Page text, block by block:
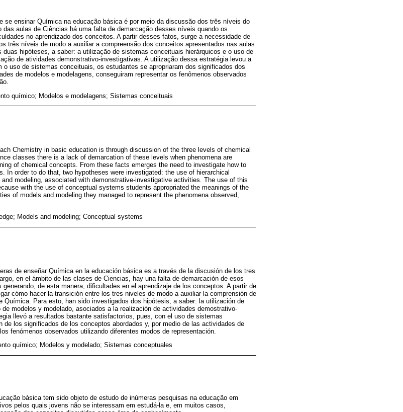
se ensinar Química na educação básica é por meio da discussão dos três níveis do
aulas de Ciências há uma falta de demarcação desses níveis quando os
no aprendizado dos conceitos. A partir desses fatos, surge a necessidade de
três níveis de modo a auxiliar a compreensão dos conceitos apresentados nas aulas
hipóteses, a saber: a utilização de sistemas conceituais hierárquicos e o uso de
de atividades demonstrativo-investigativas. A utilização dessa estratégia levou a
uso de sistemas conceituais, os estudantes se apropriaram dos significados dos
de modelos e modelagens, conseguiram representar os fenômenos observados
químico; Modelos e modelagens; Sistemas conceituais
Chemistry in basic education is through discussion of the three levels of chemical
classes there is a lack of demarcation of these levels when phenomena are
of chemical concepts. From these facts emerges the need to investigate how to
In order to do that, two hypotheses were investigated: the use of hierarchical
modeling, associated with demonstrative-investigative activities. The use of this
with the use of conceptual systems students appropriated the meanings of the
of models and modeling they managed to represent the phenomena observed,
Models and modeling; Conceptual systems
de enseñar Química en la educación básica es a través de la discusión de los tres
en el ámbito de las clases de Ciencias, hay una falta de demarcación de esos
de esta manera, dificultades en el aprendizaje de los conceptos. A partir de
cómo hacer la transición entre los tres niveles de modo a auxiliar la comprensión de
Química. Para esto, han sido investigados dos hipótesis, a saber: la utilización de
modelos y modelado, asociados a la realización de actividades demostrativo-
llevó a resultados bastante satisfactorios, pues, con el uso de sistemas
de los significados de los conceptos abordados y, por medio de las actividades de
fenómenos observados utilizando diferentes modos de representación.
químico; Modelos y modelado; Sistemas conceptuales
básica tem sido objeto de estudo de inúmeras pesquisas na educação em
pelos quais jovens não se interessam em estudá-la e, em muitos casos,